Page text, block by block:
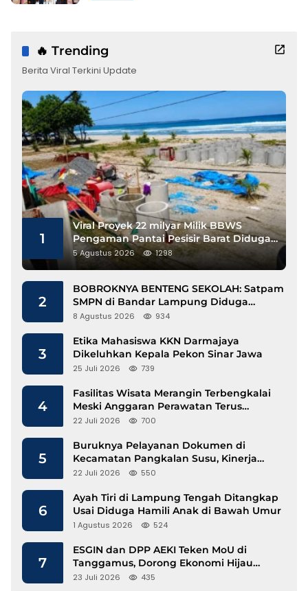
🔥 Trending
Berita Viral Terkini Update
1
Viral Proyek 22 milyar Milik BBWS
Pengaman Pantai Pesisir Barat Diduga
Gunakan Besi Banci
5 Agustus 2026 1298
2
BOBROKNYA BENTENG SEKOLAH: Satpam
SMPN di Bandar Lampung Diduga
Lecehkan Siswi
8 Agustus 2026 934
3
Etika Mahasiswa KKN Darmajaya
Dikeluhkan Kepala Pekon Sinar Jawa
25 Juli 2026 739
4
Fasilitas Wisata Merangin Terbengkalai
Meski Anggaran Perawatan Terus
Mengalir
22 Juli 2026 700
5
Buruknya Pelayanan Dokumen di
Kecamatan Pangkalan Susu, Kinerja
Disdukcapil Langkat Disorot
22 Juli 2026 550
6
Ayah Tiri di Lampung Tengah Ditangkap
Usai Diduga Hamili Anak di Bawah Umur
1 Agustus 2026 524
7
ESGIN dan DPP AEKI Teken MoU di
Tanggamus, Dorong Ekonomi Hijau
Berbasis Kopi dan Perdagangan Karbon
23 Juli 2026 435